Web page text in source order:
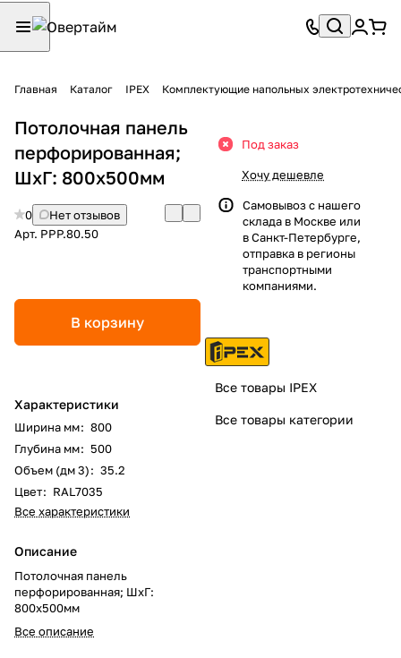
Главная Каталог IPEX Комплектующие напольных
Потолочная панель
перфорированная;
ШхГ: 800х500мм
0
Нет отзывов
Арт. PPP.80.50
В корзину
Характеристики
Ширина мм: 800
Глубина мм: 500
Объем (дм 3): 35.2
Цвет: RAL7035
Все характеристики
Описание
Потолочная панель
перфорированная; ШхГ:
800х500мм
Все описание
Под заказ
Хочу дешевле
Самовывоз с нашего
склада в Москве или
в Санкт-Петербурге,
отправка в регионы
транспортными
компаниями.
Все товары IPEX
Все товары категории